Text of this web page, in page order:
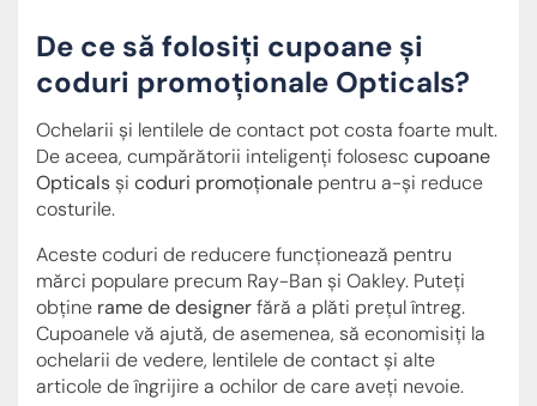
De ce să folosiți cupoane și
coduri promoționale Opticals?
Ochelarii și lentilele de contact pot costa foarte mult.
De aceea, cumpărătorii inteligenți folosesc cupoane
Opticals și coduri promoționale pentru a-și reduce
costurile.
Aceste coduri de reducere funcționează pentru
mărci populare precum Ray-Ban și Oakley. Puteți
obține rame de designerfără a plăti prețul întreg.
Cupoanele vă ajută, de asemenea, să economisiți la
ochelarii de vedere, lentilele de contact și alte
articole de îngrijire a ochilor de care aveți nevoie.